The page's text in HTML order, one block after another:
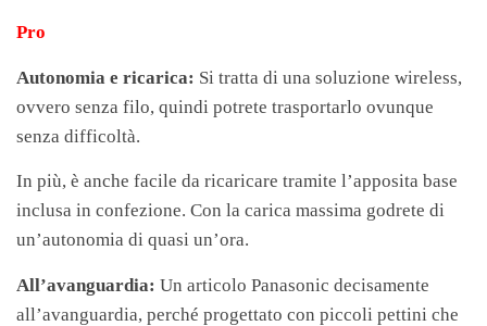
Pro
Autonomia e ricarica: Si tratta di una soluzione wireless,
ovvero senza filo, quindi potrete trasportarlo ovunque
senza difficoltà.
In più, è anche facile da ricaricare tramite l’apposita base
inclusa in confezione. Con la carica massima godrete di
un’autonomia di quasi un’ora.
All’avanguardia: Un articolo Panasonic decisamente
all’avanguardia, perché progettato con piccoli pettini che